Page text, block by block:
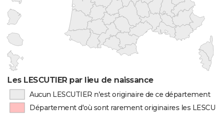
Les LESCUTIER par lieu de naissance
Aucun LESCUTIER n'est originaire de ce département
Département d'où sont rarement originaires les